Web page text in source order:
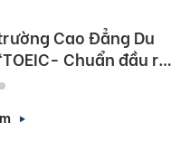
Cao Đẳng Du
Chuẩn đầu ra
nhà tuyển dụng”